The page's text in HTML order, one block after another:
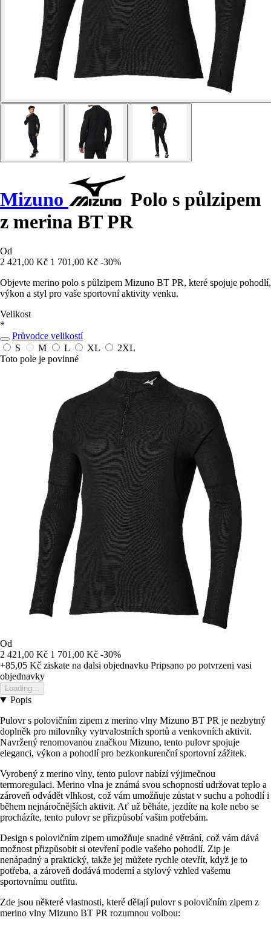
Mizuno
Polo s půlzipem
z merina BT PR
Od
2 421,00 Kč 1 701,00 Kč -30%
Objevte merino polo s půlzipem Mizuno BT PR, které spojuje pohodlí,
výkon a styl pro vaše sportovní aktivity venku.
Velikost
*
Průvodce velikostí
S
M L XL
2XL
Toto pole je povinné
Od
2 421,00 Kč 1 701,00 Kč -30%
+85,05 Kč ziskate na dalsi objednavku Pripsano po potvrzeni vasi
objednavky
Loading...
Popis
Pulovr s polovičním zipem z merino vlny Mizuno BT PR je nezbytný
doplněk pro milovníky vytrvalostních sportů a venkovních aktivit.
Navržený renomovanou značkou Mizuno, tento pulovr spojuje
eleganci, výkon a pohodlí pro bezkonkurenční sportovní zážitek.
Vyrobený z merino vlny, tento pulovr nabízí výjimečnou
termoregulaci. Merino vlna je známá svou schopností udržovat teplo a
zároveň odvádět vlhkost, což vám umožňuje zůstat v suchu a pohodlí i
během nejnáročnějších aktivit. Ať už běháte, jezdíte na kole nebo se
procházíte, tento pulovr se přizpůsobí vašim potřebám.
Design s polovičním zipem umožňuje snadné větrání, což vám dává
možnost přizpůsobit si otevření podle vašeho pohodlí. Zip je
nenápadný a praktický, takže jej můžete rychle otevřít, když je to
potřeba, a zároveň dodává moderní a stylový vzhled vašemu
sportovnímu outfitu.
Zde jsou některé vlastnosti, které dělají pulovr s polovičním zipem z
merino vlny Mizuno BT PR rozumnou volbou: